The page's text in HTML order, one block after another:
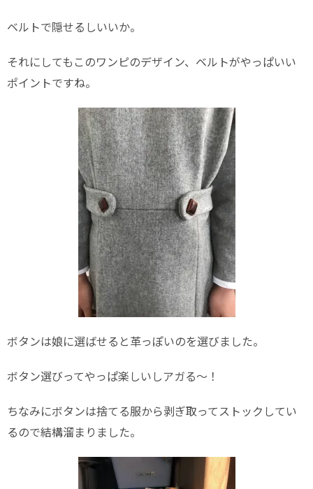
ベルトで隠せるしいいか。
それにしてもこのワンピのデザイン、ベルトがやっぱいい
ポイントですね。
ボタンは娘に選ばせると革っぽいのを選びました。
ボタン選びってやっぱ楽しいしアガる〜！
ちなみにボタンは捨てる服から剥ぎ取ってストックしてい
るので結構溜まりました。